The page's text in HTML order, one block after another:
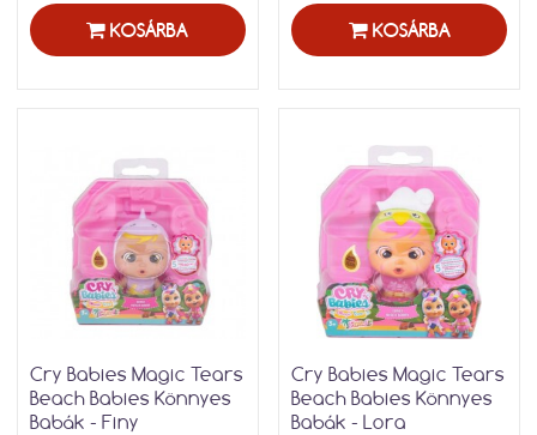
KOSÁRBA KOSÁRBA
Cry Babies Magic Tears
Beach Babies Könnyes
Babák - Finy
Cry Babies Magic Tears
Beach Babies Könnyes
Babák - Lora